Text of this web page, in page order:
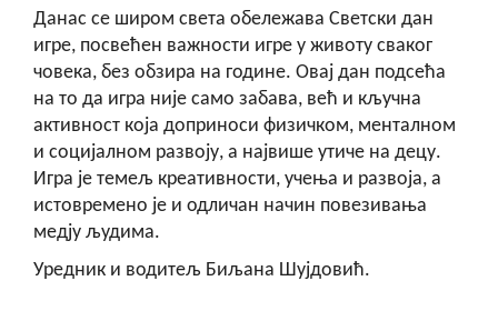
Данас се широм света обележава Светски дан
игре, посвећен важности игре у животу сваког
човека, без обзира на године. Овај дан подсећа
на то да игра није само забава, већ и кључна
активност која доприноси физичком, менталном
и социјалном развоју, а највише утиче на децу.
Игра је темељ креативности, учења и развоја, а
истовремено је и одличан начин повезивања
медју људима.
Уредник и водитељ Биљана Шујдовић.